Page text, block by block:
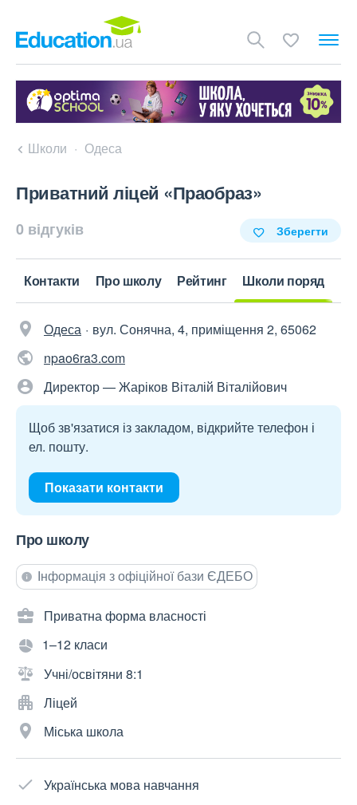
Школи Одеса
Приватний ліцей «Праобраз»
0 відгуків Зберегти
Контакти Про школу Рейтинг Школи поряд
Одеса
вул. Сонячна, 4, приміщення 2, 65062
npao6ra3.com
Директор — Жаріков Віталій Віталійович
Щоб зв'язатися із закладом, відкрийте телефон і
ел. пошту.
Показати контакти
Про школу
Інформація з офіційної бази ЄДЕБО
Приватна форма власності
1–12 класи
Учні/освітяни 8:1
Ліцей
Міська школа
Українська мова навчання